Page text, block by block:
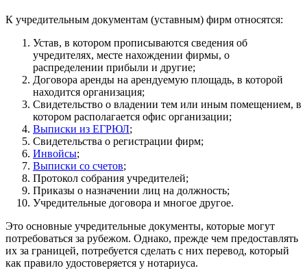
К учредительным документам (уставным) фирм относятся:
Устав, в котором прописываются сведения об
учредителях, месте нахождении фирмы, о
распределении прибыли и другие;
Договора аренды на арендуемую площадь, в которой
находится организация;
Свидетельство о владении тем или иным помещением, в
котором располагается офис организации;
Выписки из ЕГРЮЛ;
Свидетельства о регистрации фирм;
Инвойсы;
Выписки со счетов;
Протокол собрания учредителей;
Приказы о назначении лиц на должность;
Учредительные договора и многое другое.
Это основные учредительные документы, которые могут
потребоваться за рубежом. Однако, прежде чем предоставлять
их за границей, потребуется сделать с них перевод, который
как правило удостоверяется у нотариуса.